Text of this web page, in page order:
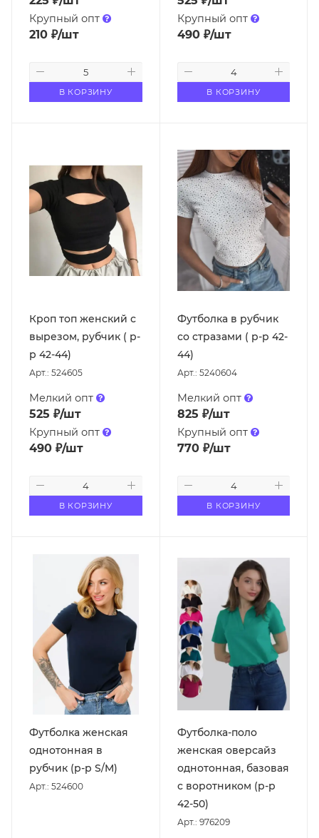
Крупный опт
210 ₽/шт
В КОРЗИНУ
Крупный опт
490₽/шт
В КОРЗИНУ
Кроп топ женский с
вырезом, рубчик ( р-
р 42-44)
Арт.: 524605
Мелкий опт
525 ₽/шт
Крупный опт
490 ₽/шт
В КОРЗИНУ
Футболка в рубчик
со стразами ( р-р 42-
44)
Арт.: 5240604
Мелкий опт
825 ₽/шт
Крупный опт
770₽/шт
В КОРЗИНУ
Футболка женская
однотонная в
рубчик (р-р S/M)
Арт.: 524600
Футболка-поло
женская оверсайз
однотонная, базовая
с воротником (р-р
42-50)
Арт.: 976209